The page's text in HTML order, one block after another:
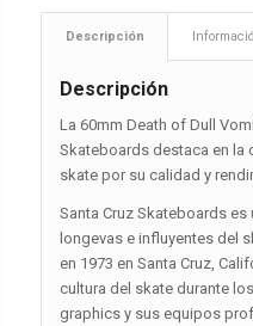
Descripción
Descripción
La 60mm Death of Dull
Skateboards destaca en la
skate por su calidad y
Santa Cruz Skateboards
longevas e influyentes del
en 1973 en Santa Cruz,
cultura del skate durante
graphics y sus equipos